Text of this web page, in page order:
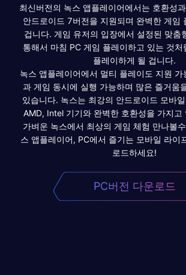
최신버전의 녹스 앱플레이어에서는 호환성
안드로이드 7버전을 지원되며 완벽한 게임
겁니다. 게임 유저의 입장에서 설정된 맞춤
통해서 마침 PC 게임 플레이하고 있는 것처
플레이하게 될 겁니다.
녹스 앱플레이어에서 멀티 플레이도 지원 가
과 게임 동시에 실행 가능하며 많은 즐거움
있습니다. 녹스는 최강의 안드로이드 모바
AMD, Intel 기기와 완벽한 호환성을 가지고
가벼운 녹스에서 최상의 게임 체험 만나볼
스 앱플레이어, PC에서 즐기는 모바일 라이
로드하세요!
PC버전 다운로드